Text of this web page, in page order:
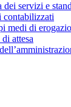
dei servizi e
contabilizzati
medi di
attesa